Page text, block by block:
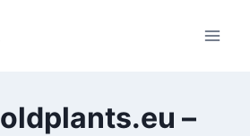
–